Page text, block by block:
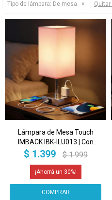
Tipo de lámpara: De mesa Quitar
Lámpara de Mesa Touch
IMBACK IBK-ILU013 | Con
USB-C, USB-A y Enchufes |
$ 1.399 $ 1.999
30